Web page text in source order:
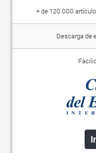
+ de 120.000
Descarga de